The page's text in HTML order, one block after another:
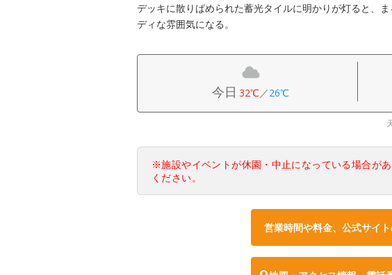
デッキに散りばめられた蓄光タイルに明かりが灯ると、
ディな雰囲気になる。
今日 32℃／26℃
※施設やイベントが休園・中止になっている場合が
ください。
営業時間や料金、公式サイ